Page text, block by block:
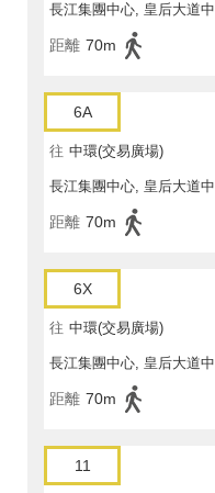
長江集團中心, 皇后大道中
距離 70m
6A
往 中環(交易廣場)
長江集團中心, 皇后大道中
距離 70m
6X
往 中環(交易廣場)
長江集團中心, 皇后大道中
距離 70m
11